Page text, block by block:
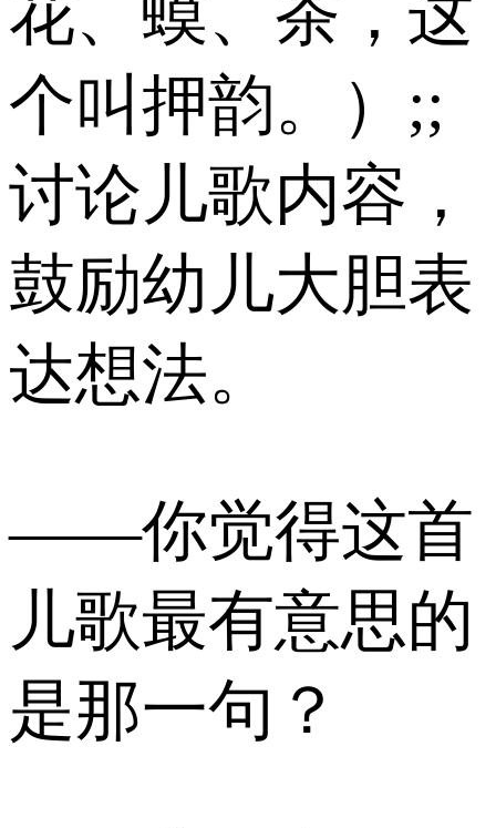
花、蟆、茶，这
个叫押韵。）;;
讨论儿歌内容，
鼓励幼儿大胆表
达想法。
——你觉得这首
儿歌最有意思的
是那一句？